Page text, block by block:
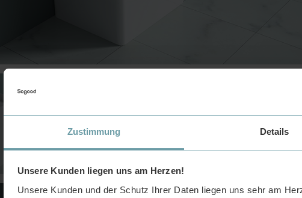
Zustimmung Details
Unsere Kunden liegen uns am Herzen!
Unsere Kunden und der Schutz Ihrer Daten liegen uns sehr am